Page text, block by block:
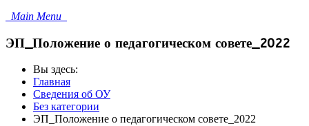
Main Menu
ЭП_Положение о педагогическом совете_2022
Вы здесь:
Главная
Сведения об ОУ
Без категории
ЭП_Положение о педагогическом совете_2022